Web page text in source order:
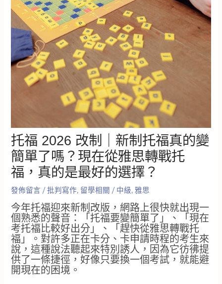
托福 2026 改制｜新制托福真的變
簡單了嗎？現在從雅思轉戰托
福，真的是最好的選擇？
發佈留言 /批判寫作, 留學相關 / 中級,雅思
今年托福迎來新制改版，網路上很快就出現一
個熟悉的聲音：「托福要變簡單了」、「現在
考托福比較好出分」、「趕快從雅思轉戰托
福」。對許多正在卡分、卡申請時程的考生來
說，這種說法聽起來特別誘人，因為它彷彿提
供了一條捷徑，好像只要換一個考試，就能避
開現在的困境。